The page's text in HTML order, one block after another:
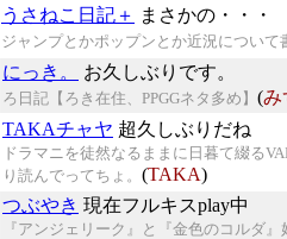
うさねこ日記＋ まさかの・・・
ジャンプとかポップンとか近況について
にっき。 お久しぶりです。
ろ日記【ろき在住、PPGGネタ多め】 (み
TAKAチャヤ 超久しぶりだね
ドラマニを徒然なるままに日暮て綴る
り読んでってちょ。 (TAKA)
つぶやき 現在フルキスplay中
『アンジェリーク』と『金色のコルダ